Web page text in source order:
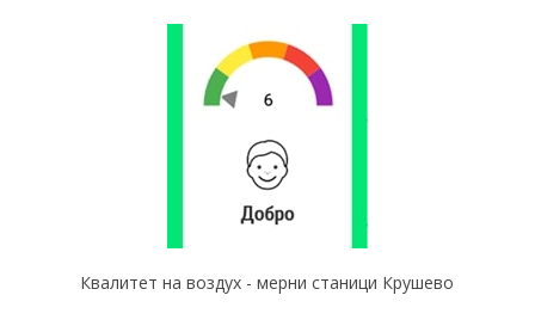
Квалитет на воздух - мерни станици Крушево